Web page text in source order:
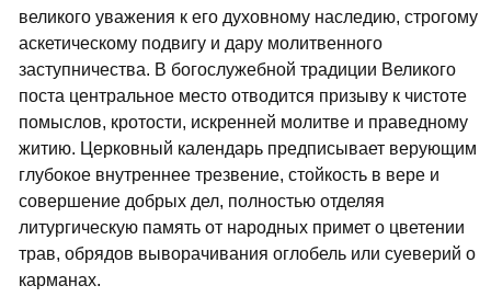
великого уважения к его духовному наследию, строгому
аскетическому подвигу и дару молитвенного
заступничества. В богослужебной традиции Великого
поста центральное место отводится призыву к чистоте
помыслов, кротости, искренней молитве и праведному
житию. Церковный календарь предписывает верующим
глубокое внутреннее трезвение, стойкость в вере и
совершение добрых дел, полностью отделяя
литургическую память от народных примет о цветении
трав, обрядов выворачивания оглобель или суеверий о
карманах.